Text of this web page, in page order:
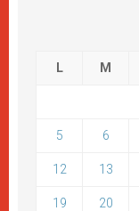
L M
5 6
12 13
19 20